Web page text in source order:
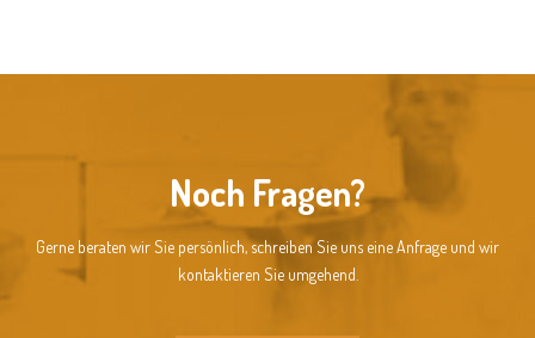
Noch Fragen?
Gerne beraten wir Sie persönlich, schreiben Sie uns eine Anfrage und wir
kontaktieren Sie umgehend.